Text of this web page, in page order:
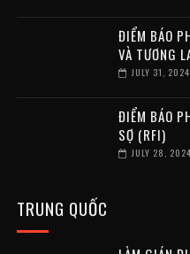
ĐIỂM BÁO
VÀ TƯƠNG
JULY 31, 2024
ĐIỂM BÁO
SỢ (RFI)
JULY 28, 2024
TRUNG QUỐC